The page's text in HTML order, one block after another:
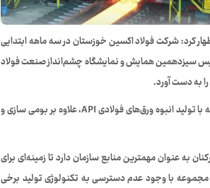
کرد: شرکت فولاد اکسین خوزستان در سه ماهه ابتدایی
سیزدهمین همایش و نمایشگاه چشم‌انداز صنعت فولاد
به دست آورد.
مدیرعامل شرکت فولاد اکسین خوزستان گفت: شرکت فولاد اکسین خوزستان طی سالیان گذشته با تولید انبوه ورق‌های فولادی API، علاوه بر بومی سازی و
به عنوان مهمترین منابع سازمان دارد تا زمینه‌ای برای
با وجود عدم دسترسی به تکنولوژی تولید برخی